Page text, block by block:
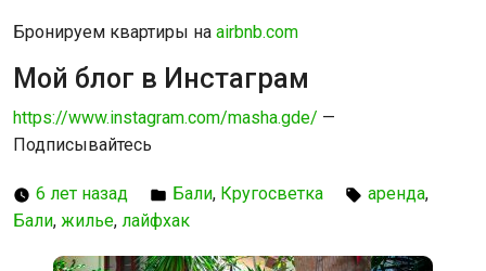
Бронируем квартиры на airbnb.com
Мой блог в Инстаграм
https://www.instagram.com/masha.gde/ —
Подписывайтесь
6 лет назад Бали, Кругосветка аренда,
Бали, жилье, лайфхак